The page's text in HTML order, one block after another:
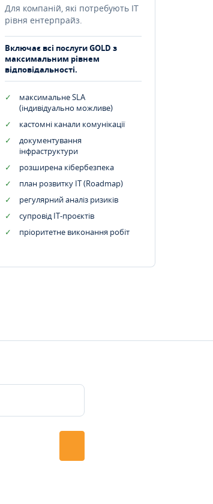
Для компаній, які потребують ІТ
рівня ентерпрайз.
Включає всі послуги GOLD з
максимальним рівнем
відповідальності.
максимальне SLA
(індивідуально можливе)
кастомні канали комунікації
документування
інфраструктури
розширена кібербезпека
план розвитку IT (Roadmap)
регулярний аналіз ризиків
супровід ІТ-проєктів
пріоритетне виконання робіт